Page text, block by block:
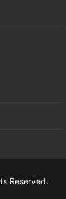
Reserved.